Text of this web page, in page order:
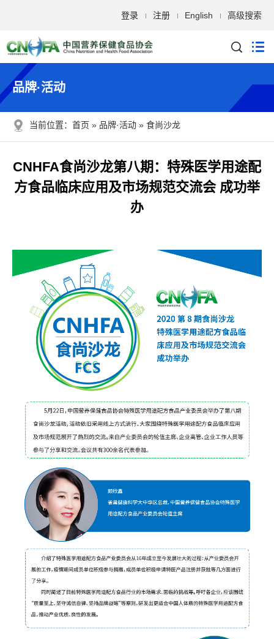
登录 注册 English 高级搜索
品牌·活动
当前位置： 首页 品牌·活动 食尚沙龙
CNHFA食尚沙龙第八期：特殊医学用途配
方食品临床应用及市场规范交流会 成功举
办